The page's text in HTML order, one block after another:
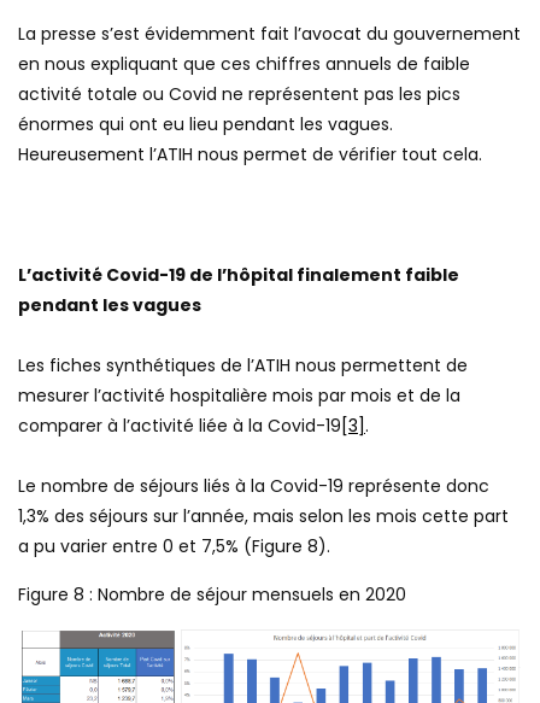
La presse s’est évidemment fait l’avocat du gouvernement
en nous expliquant que ces chiffres annuels de faible
activité totale ou Covid ne représentent pas les pics
énormes qui ont eu lieu pendant les vagues.
Heureusement l’ATIH nous permet de vérifier tout cela.
L’activité Covid-19 de l’hôpital finalement faible
pendant les vagues
Les fiches synthétiques de l’ATIH nous permettent de
mesurer l’activité hospitalière mois par mois et de la
comparer à l’activité liée à la Covid-19 [3].
Le nombre de séjours liés à la Covid-19 représente donc
1,3% des séjours sur l’année, mais selon les mois cette part
a pu varier entre 0 et 7,5% (Figure 8).
Figure 8 : Nombre de séjour mensuels en 2020